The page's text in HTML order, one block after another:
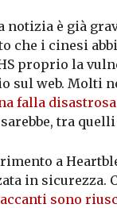
notizia è già
che i cinesi
proprio la
sul web. Molti
falla
sarebbe, tra
a
in sicurezza.
sono